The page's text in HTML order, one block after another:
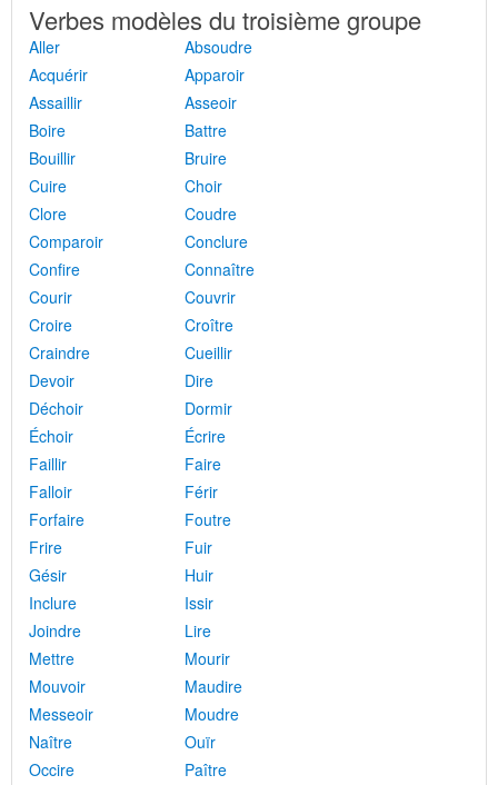
Verbes modèles du troisième groupe
Aller
Absoudre
Acquérir
Apparoir
Assaillir
Asseoir
Boire
Battre
Bouillir
Bruire
Cuire
Choir
Clore
Coudre
Comparoir
Conclure
Confire
Connaître
Courir
Couvrir
Croire
Croître
Craindre
Cueillir
Devoir
Dire
Déchoir
Dormir
Échoir
Écrire
Faillir
Faire
Falloir
Férir
Forfaire
Foutre
Frire
Fuir
Gésir
Huir
Inclure
Issir
Joindre
Lire
Mettre
Mourir
Mouvoir
Maudire
Messeoir
Moudre
Naître
Ouïr
Occire
Paître